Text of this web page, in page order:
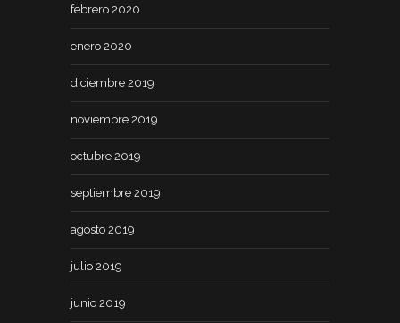
febrero 2020
enero 2020
diciembre 2019
noviembre 2019
octubre 2019
septiembre 2019
agosto 2019
julio 2019
junio 2019